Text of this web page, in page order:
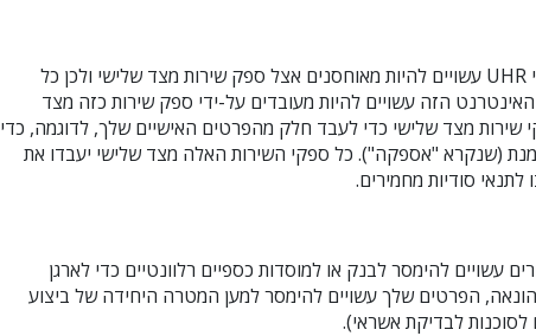
כמה מאתרי האינטרנט שמנוהלים על-ידי UHR עשויים להיות מאוחסנים אצל ספק שירות מצד שלישי ולכן כל
הזה עשויים להיות מעובדים על-ידי ספק שירות כזה מצד
שירות מצד שלישי כדי לעבד חלק מהפרטים האישיים שלך, לדוגמה, כדי
(שנקרא "אספקה"). כל ספקי השירות האלה מצד שלישי יעבדו את
סודיות מחמירים.
עשויים להימסר לבנק או למוסדות כספיים רלוונטיים כדי לארגן
הפרטים שלך עשויים להימסר למען המטרה היחידה של ביצוע
לבדיקת אשראי).